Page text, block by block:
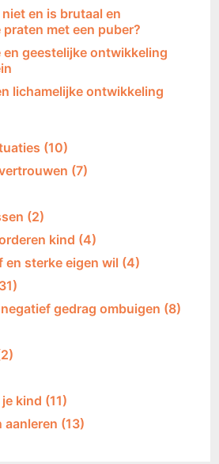
en is brutaal en
met een puber?
en geestelijke ontwikkeling
lichamelijke ontwikkeling
(10)
(7)
(2)
kind (4)
en sterke eigen wil (4)
gedrag ombuigen (8)
kind (11)
aanleren (13)